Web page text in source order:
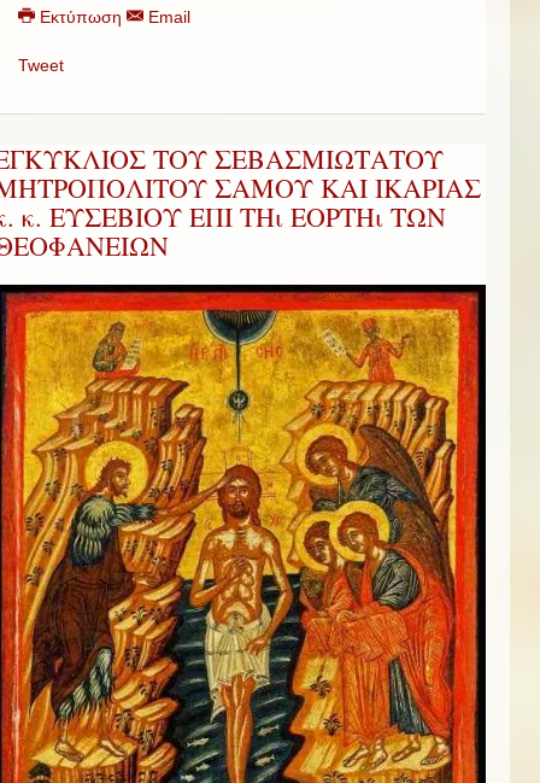
Εκτύπωση Email
Tweet
ΤΟΥ ΣΕΒΑΣΜΙΩΤΑΤΟΥ
ΣΑΜΟΥ ΚΑΙ ΙΚΑΡΙΑΣ
κ. ΕΥΣΕΒΙΟΥ ΕΠΙ ΤΗι ΕΟΡΤΗι ΤΩΝ